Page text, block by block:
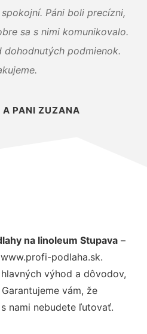
Páni boli precízni,
sa s nimi komunikovalo.
podmienok.
A PANI ZUZANA
na linoleum Stupava –
podlaha.sk.
výhod a dôvodov,
vám, že
nami nebudete ľutovať.